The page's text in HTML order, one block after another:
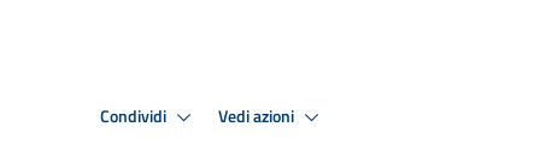
Condividi Vedi azioni